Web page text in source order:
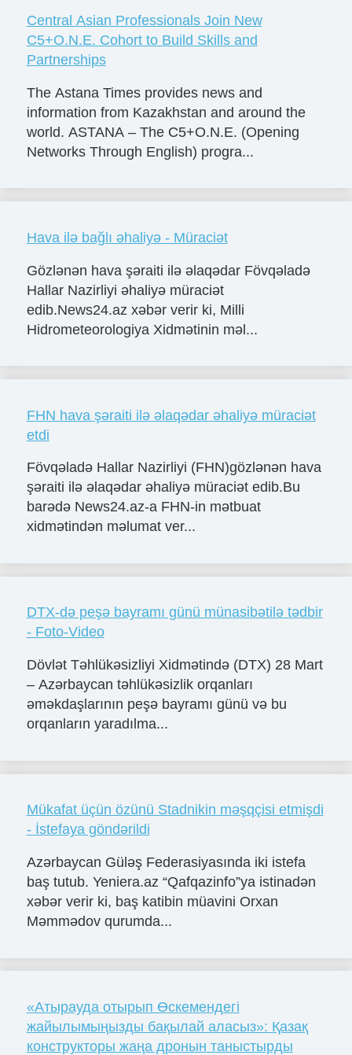
Central Asian Professionals Join New
C5+O.N.E. Cohort to Build Skills and
Partnerships
The Astana Times provides news and
information from Kazakhstan and around the
world. ASTANA – The C5+O.N.E. (Opening
Networks Through English) progra...
Hava ilə bağlı əhaliyə - Müraciət
Gözlənən hava şəraiti ilə əlaqədar Fövqəladə
Hallar Nazirliyi əhaliyə müraciət
edib.News24.az xəbər verir ki, Milli
Hidrometeorologiya Xidmətinin məl...
FHN hava şəraiti ilə əlaqədar əhaliyə müraciət
etdi
Fövqəladə Hallar Nazirliyi (FHN)gözlənən hava
şəraiti ilə əlaqədar əhaliyə müraciət edib.Bu
barədə News24.az-a FHN-in mətbuat
xidmətindən məlumat ver...
DTX-də peşə bayramı günü münasibətilə tədbir
- Foto-Video
Dövlət Təhlükəsizliyi Xidmətində (DTX) 28 Mart
– Azərbaycan təhlükəsizlik orqanları
əməkdaşlarının peşə bayramı günü və bu
orqanların yaradılma...
Mükafat üçün özünü Stadnikin məşqçisi etmişdi
- İstefaya göndərildi
Azərbaycan Güləş Federasiyasında iki istefa
baş tutub. Yeniera.az “Qafqazinfo”ya istinadən
xəbər verir ki, baş katibin müavini Orxan
Məmmədov qurumda...
«Атырауда отырып Өскемендегі
жайылымыңызды бақылай аласыз»: Қазақ
конструкторы жаңа дронын таныстырды